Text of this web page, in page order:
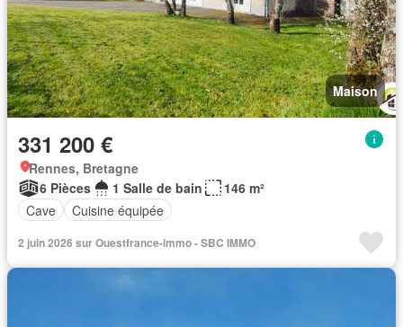
Maison
331 200 €
Rennes, Bretagne
6 Pièces
1 Salle de bain
146 m²
Cave
Cuisine équipée
2 juin 2026 sur Ouestfrance-immo - SBC IMMO